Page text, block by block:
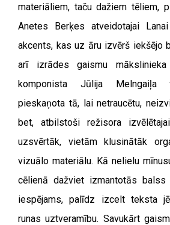
materiāliem, taču dažiem tēliem,
Anetes Berķes atveidotajai
akcents, kas uz āru izvērš iekšējo
arī izrādes gaismu
komponista Jūlija Melngaiļa
pieskaņota tā, lai netraucētu,
bet, atbilstoši režisora
uzsvērtāk, vietām klusinātāk
vizuālo materiālu. Kā nelielu
cēlienā dažviet izmantotās balss
iespējams, palīdz izcelt teksta
runas uztveramību. Savukārt